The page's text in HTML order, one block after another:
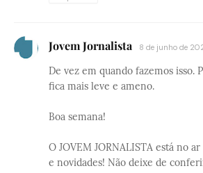
Jovem Jornalista 8 de junho de
De vez em quando fazemos isso.
fica mais leve e ameno.
Boa semana!
O JOVEM JORNALISTA está no
e novidades! Não deixe de